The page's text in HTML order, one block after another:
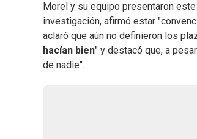
Morel y su equipo presentaron
investigación, afirmó estar
aclaró que aún no definieron los
hacían bien" y destacó que, a
de nadie".